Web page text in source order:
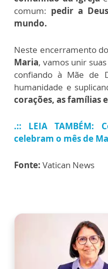
comum: pedir a
mundo.
Neste encerramento do
Maria, vamos unir
confiando à Mãe de
humanidade e
corações, as famílias
.:: LEIA TAMBÉM:
celebram o mês de
Fonte: Vatican News